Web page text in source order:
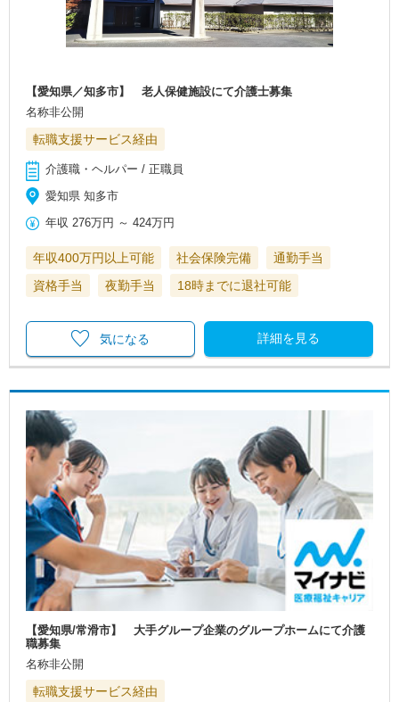
【愛知県／知多市】 老人保健施設にて介護士募集
名称非公開
転職支援サービス経由
介護職・ヘルパー / 正職員
愛知県 知多市
年収 276万円 ～424万円
年収400万円以上可能 社会保険完備
通勤手当
資格手当
夜勤手当 18時までに退社可能
詳細を見る
気になる
【愛知県/常滑市】 大手グループ企業のグループホームにて介護
職募集
名称非公開
転職支援サービス経由